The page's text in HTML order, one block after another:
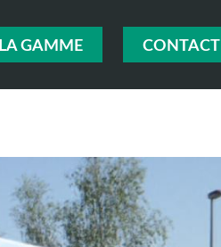
LA GAMME CONTACT